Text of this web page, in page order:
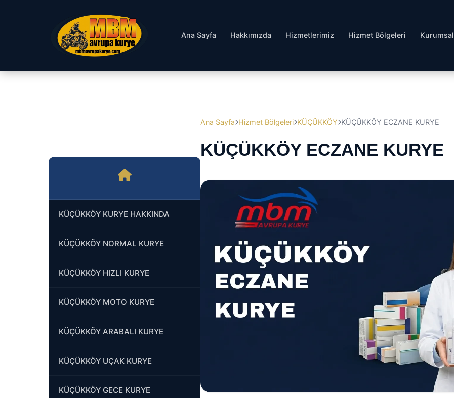
Ana Sayfa Hakkımızda Hizmetlerimiz Hizmet Bölgeleri Kurumsal
KÜÇÜKKÖY KURYE HAKKINDA
KÜÇÜKKÖY NORMAL KURYE
KÜÇÜKKÖY HIZLI KURYE
KÜÇÜKKÖY MOTO KURYE
KÜÇÜKKÖY ARABALI KURYE
KÜÇÜKKÖY UÇAK KURYE
KÜÇÜKKÖY GECE KURYE
Ana Sayfa Hizmet Bölgeleri KÜÇÜKKÖY KÜÇÜKKÖY ECZANE KURYE
KÜÇÜKKÖY ECZANE KURYE